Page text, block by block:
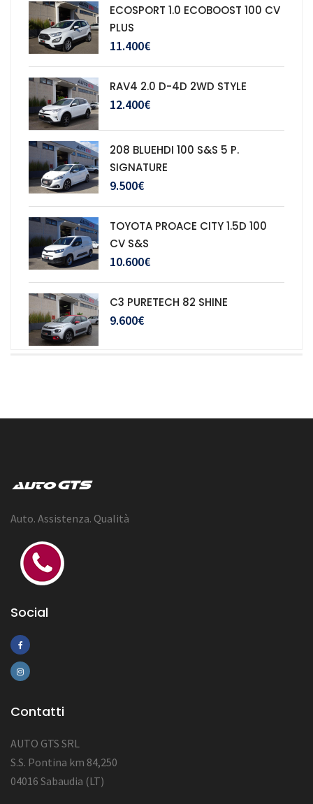
ECOSPORT 1.0 ECOBOOST 100 CV
PLUS
11.400€
RAV4 2.0 D-4D 2WD STYLE
12.400€
208 BLUEHDI 100 S&S 5 P.
SIGNATURE
9.500€
TOYOTA PROACE CITY 1.5D 100
CV S&S
10.600€
C3 PURETECH 82 SHINE
9.600€
Auto. Assistenza. Qualità
Social
Contatti
AUTO GTS SRL
S.S. Pontina km 84,250
04016 Sabaudia (LT)